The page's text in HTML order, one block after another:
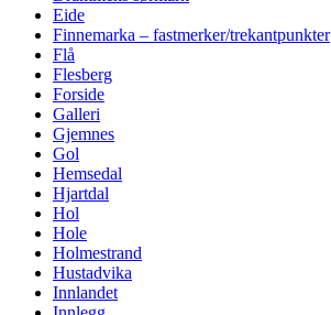
Eide
Finnemarka – fastmerker/trekantpunkter
Flå
Flesberg
Forside
Galleri
Gjemnes
Gol
Hemsedal
Hjartdal
Hol
Hole
Holmestrand
Hustadvika
Innlandet